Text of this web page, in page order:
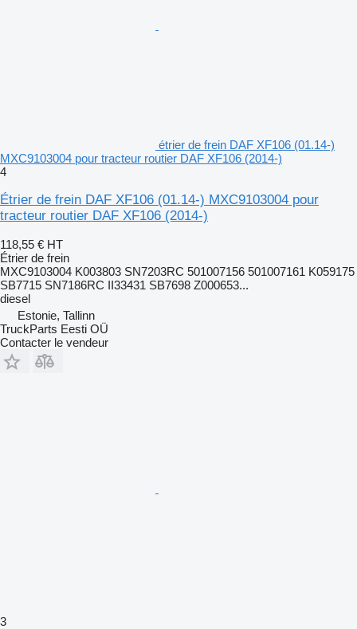
étrier de frein DAF XF106 (01.14-)
MXC9103004 pour tracteur routier DAF XF106 (2014-)
4
Étrier de frein DAF XF106 (01.14-) MXC9103004 pour
tracteur routier DAF XF106 (2014-)
118,55 € HT
Étrier de frein
MXC9103004 K003803 SN7203RC 501007156 501007161 K059175
SB7715 SN7186RC II33431 SB7698 Z000653...
diesel
Estonie, Tallinn
TruckParts Eesti OÜ
Contacter le vendeur
3